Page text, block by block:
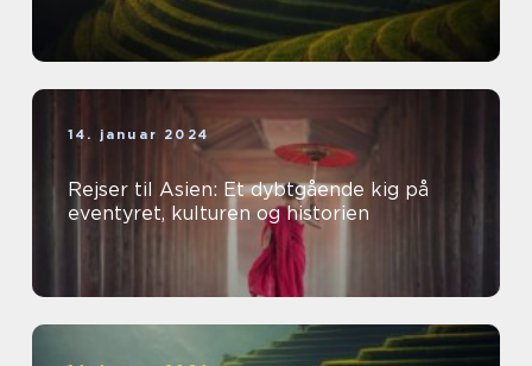
14. januar 2024
Rejser til Asien: Et dybtgående kig på
eventyret, kulturen og historien